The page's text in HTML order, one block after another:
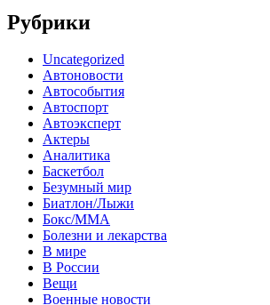
Рубрики
Uncategorized
Автоновости
Автособытия
Автоспорт
Автоэксперт
Актеры
Аналитика
Баскетбол
Безумный мир
Биатлон/Лыжи
Бокс/MMA
Болезни и лекарства
В мире
В России
Вещи
Военные новости